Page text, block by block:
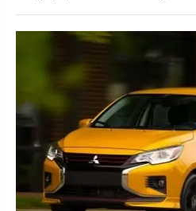
dụng cá nhân hay gia đình hay tổ